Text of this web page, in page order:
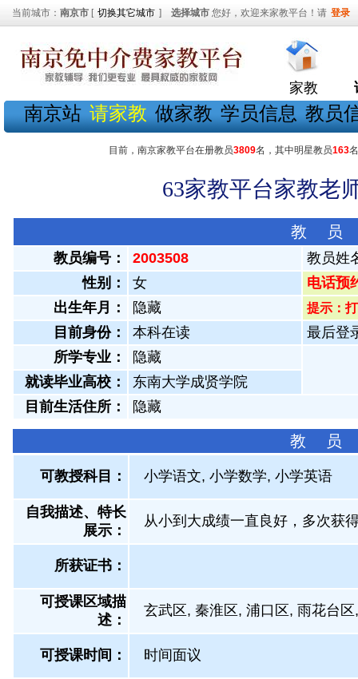
当前城市： 南京市 [ 切换其它城市 ] 选择城市 您好，欢迎来家教平台！请 登录
家教
南京站 请家教 做家教 学员信息 教员
目前，南京家教平台在册教员3809名，其中明星教员163
63家教平台家教老
教 员
教员编号： 2003508
教员姓
性别：
女
电话预
出生年月：
隐藏 提示：
目前身份： 本科在读
最后登
所学专业：
隐藏
就读毕业高校：
东南大学成贤学院
目前生活住所：
隐藏
教 员
可教授科目： 小学语文, 小学数学, 小学英语
自我描述、特长
展示 ：
从小到大成绩一直良好，多次获
所获证书 ：
可授课区域描
述：
玄武区, 秦淮区, 浦口区, 雨花台
可授课时间： 时间面议